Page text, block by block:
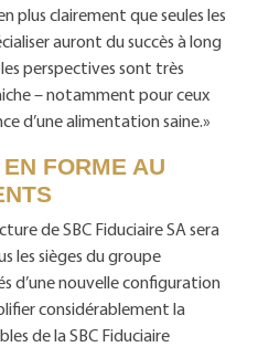
plus clairement que seules les
auront du succès à long
perspectives sont très
– notamment pour ceux
d’une alimentation saine.»
FORME AU
de SBC Fiduciaire SA sera
les sièges du groupe
d’une nouvelle configuration
considérablement la
de la SBC Fiduciaire